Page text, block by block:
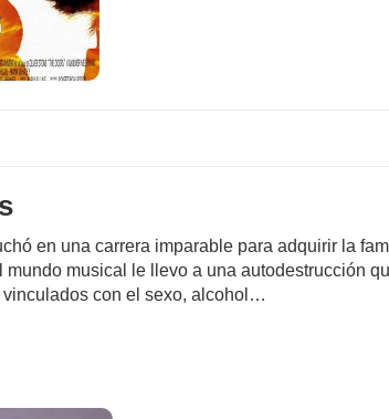
en una carrera imparable para adquirir la
mundo musical le llevo a una autodestrucción
con el sexo, alcohol…